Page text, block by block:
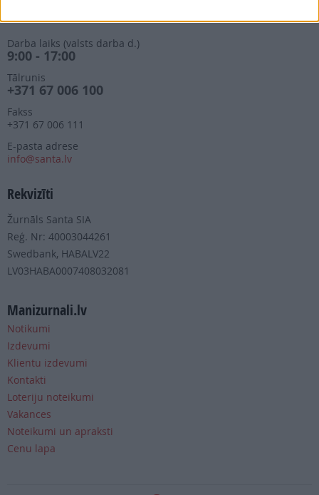
Izdevniecība ŽURNĀLS SANTA
Darba laiks (valsts darba d.)
9:00 - 17:00
Tālrunis
+371 67 006 100
Fakss
+371 67 006 111
E-pasta adrese
info@santa.lv
Rekvizīti
Žurnāls Santa SIA
Reģ. Nr: 40003044261
Swedbank, HABALV22
LV03HABA0007408032081
Manizurnali.lv
Notikumi
Izdevumi
Klientu izdevumi
Kontakti
Loteriju noteikumi
Vakances
Noteikumi un apraksti
Cenu lapa